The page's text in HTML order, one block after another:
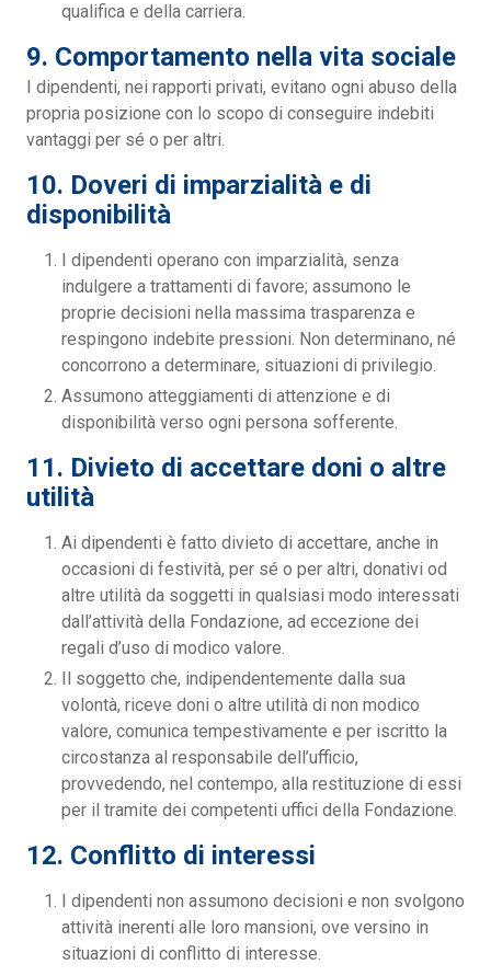
qualifica e della carriera.
9. Comportamento nella vita sociale
I dipendenti, nei rapporti privati, evitano ogni abuso della
propria posizione con lo scopo di conseguire indebiti
vantaggi per sé o per altri.
10. Doveri di imparzialità e di
disponibilità
I dipendenti operano con imparzialità, senza
indulgere a trattamenti di favore; assumono le
proprie decisioni nella massima trasparenza e
respingono indebite pressioni. Non determinano, né
concorrono a determinare, situazioni di privilegio.
Assumono atteggiamenti di attenzione e di
disponibilità verso ogni persona sofferente.
11. Divieto di accettare doni o altre
utilità
Ai dipendenti è fatto divieto di accettare, anche in
occasioni di festività, per sé o per altri, donativi od
altre utilità da soggetti in qualsiasi modo interessati
dall’attività della Fondazione, ad eccezione dei
regali d’uso di modico valore.
Il soggetto che, indipendentemente dalla sua
volontà, riceve doni o altre utilità di non modico
valore, comunica tempestivamente e per iscritto la
circostanza al responsabile dell’ufficio,
provvedendo, nel contempo, alla restituzione di essi
per il tramite dei competenti uffici della Fondazione.
12. Conflitto di interessi
I dipendenti non assumono decisioni e non svolgono
attività inerenti alle loro mansioni, ove versino in
situazioni di conflitto di interesse.